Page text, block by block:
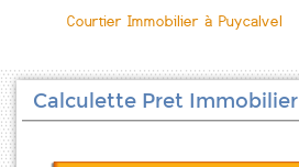
Courtier Immobilier à Puycalvel
Calculette Pret Immobilier